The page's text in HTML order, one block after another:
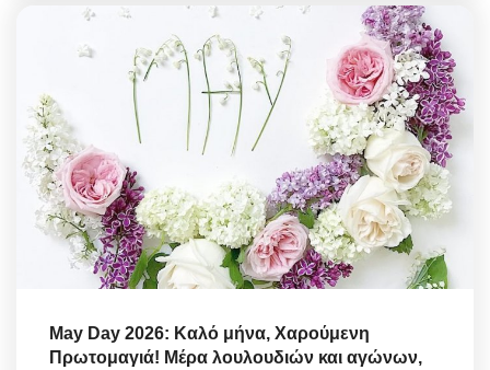
May Day 2026: Καλό μήνα, Χαρούμενη
Πρωτομαγιά! Μέρα λουλουδιών και αγώνων,